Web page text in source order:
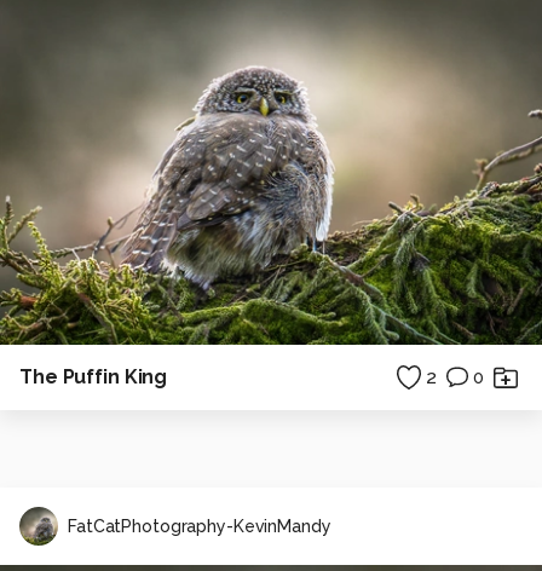
The Puffin King 2 0
FatCatPhotography-KevinMandy